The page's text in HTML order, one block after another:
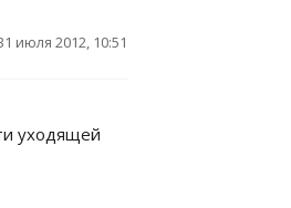
июля 2012, 10:51
уходящей